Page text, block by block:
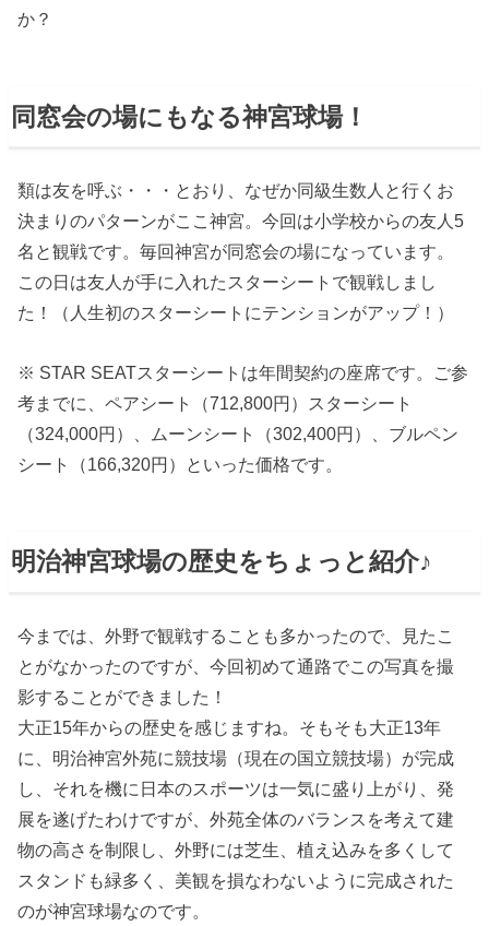
か？
同窓会の場にもなる神宮球場！
類は友を呼ぶ・・・とおり、なぜか同級生数人と行くお
決まりのパターンがここ神宮。今回は小学校からの友人5
名と観戦です。毎回神宮が同窓会の場になっています。
この日は友人が手に入れたスターシートで観戦しまし
た！（人生初のスターシートにテンションがアップ！）
※ STAR SEATスターシートは年間契約の座席です。ご参
考までに、ペアシート（712,800円）スターシート
（324,000円）、ムーンシート（302,400円）、ブルペン
シート（166,320円）といった価格です。
明治神宮球場の歴史をちょっと紹介♪
今までは、外野で観戦することも多かったので、見たこ
とがなかったのですが、今回初めて通路でこの写真を撮
影することができました！
大正15年からの歴史を感じますね。そもそも大正13年
に、明治神宮外苑に競技場（現在の国立競技場）が完成
し、それを機に日本のスポーツは一気に盛り上がり、発
展を遂げたわけですが、外苑全体のバランスを考えて建
物の高さを制限し、外野には芝生、植え込みを多くして
スタンドも緑多く、美観を損なわないように完成された
のが神宮球場なのです。